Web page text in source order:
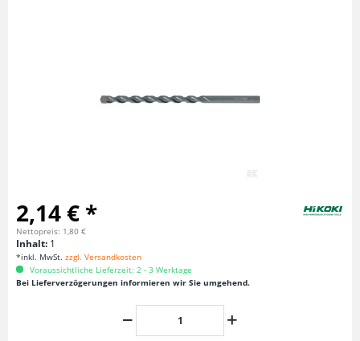
2,14 € *
Nettopreis: 1,80 €
Inhalt: 1
*inkl. MwSt. zzgl. Versandkosten
Voraussichtliche Lieferzeit: 2 - 3 Werktage
Bei Lieferverzögerungen informieren wir Sie umgehend.